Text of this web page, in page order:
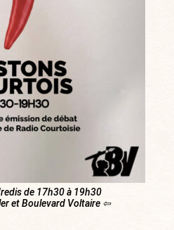
de 17h30 à 19h30
et Boulevard Voltaire ⇦